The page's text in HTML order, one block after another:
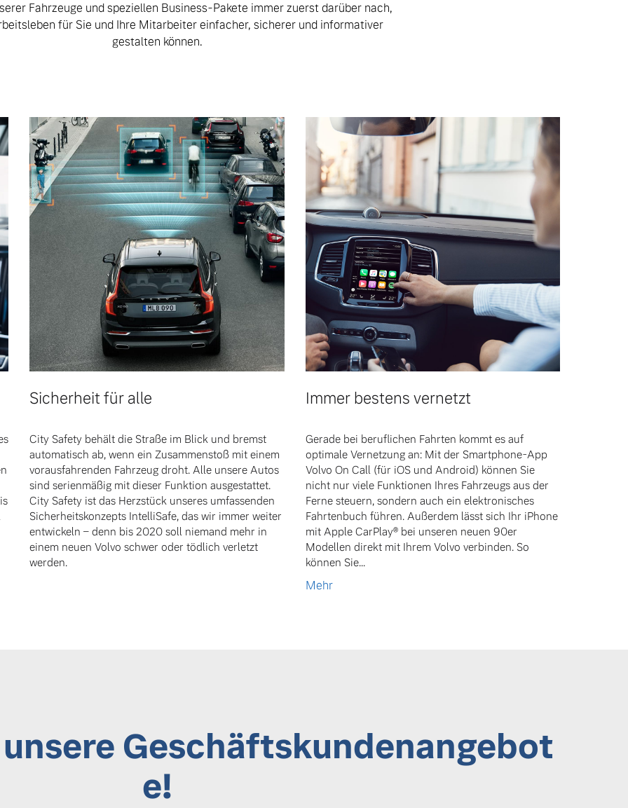
Fahrzeuge und speziellen Business-Pakete immer zuerst darüber nach,
für Sie und Ihre Mitarbeiter einfacher, sicherer und informativer
gestalten können.
Sicherheit für alle
City Safety behält die Straße im Blick und bremst
automatisch ab, wenn ein Zusammenstoß mit einem
vorausfahrenden Fahrzeug droht. Alle unsere Autos
sind serienmäßig mit dieser Funktion ausgestattet.
City Safety ist das Herzstück unseres umfassenden
Sicherheitskonzepts IntelliSafe, das wir immer weiter
entwickeln – denn bis 2020 soll niemand mehr in
einem neuen Volvo schwer oder tödlich verletzt
werden.
Immer bestens vernetzt
Gerade bei beruflichen Fahrten kommt es auf
optimale Vernetzung an: Mit der Smartphone-App
Volvo On Call (für iOS und Android) können Sie
nicht nur viele Funktionen Ihres Fahrzeugs aus der
Ferne steuern, sondern auch ein elektronisches
Fahrtenbuch führen. Außerdem lässt sich Ihr iPhone
mit Apple CarPlay® bei unseren neuen 90er
Modellen direkt mit Ihrem Volvo verbinden. So
können Sie...
Mehr
Geschäftskundenangebot
e!